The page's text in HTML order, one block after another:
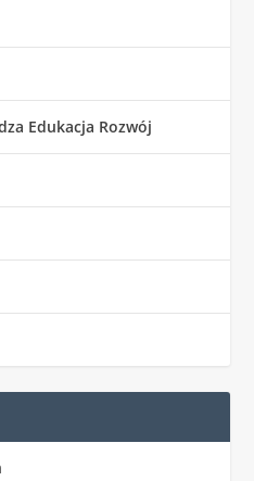
Edukacja Rozwój